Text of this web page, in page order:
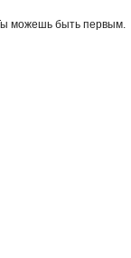
можешь быть первым.